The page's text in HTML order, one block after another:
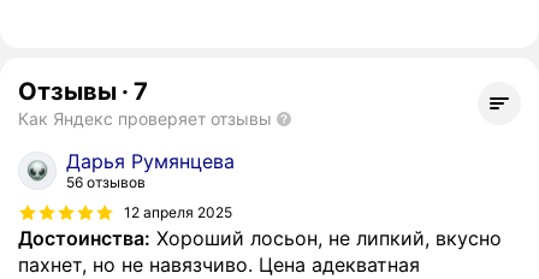
Отзывы · 7
Как Яндекс проверяет отзывы
Дарья Румянцева
56 отзывов
12 апреля 2025
Достоинства: Хороший лосьон, не липкий, вкусно
пахнет, но не навязчиво. Цена адекватная